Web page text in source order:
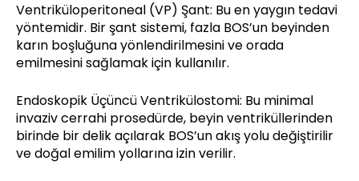
Ventriküloperitoneal (VP) Şant: Bu en yaygın tedavi
yöntemidir. Bir şant sistemi, fazla BOS’un beyinden
karın boşluğuna yönlendirilmesini ve orada
emilmesini sağlamak için kullanılır.
Endoskopik Üçüncü Ventrikülostomi: Bu minimal
invaziv cerrahi prosedürde, beyin ventriküllerinden
birinde bir delik açılarak BOS’un akış yolu değiştirilir
ve doğal emilim yollarına izin verilir.